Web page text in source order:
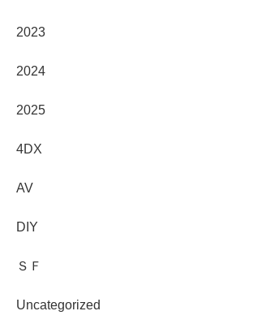
2023
2024
2025
4DX
AV
DIY
ＳＦ
Uncategorized